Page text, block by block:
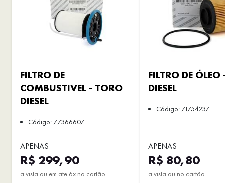
FILTRO DE
COMBUSTIVEL - TORO
DIESEL
Código: 77366607
APENAS
R$ 299,90
a vista ou em ate 6x no cartão
FILTRO DE
DIESEL
Código: 71754237
APENAS
R$ 80,80
a vista ou no cartão